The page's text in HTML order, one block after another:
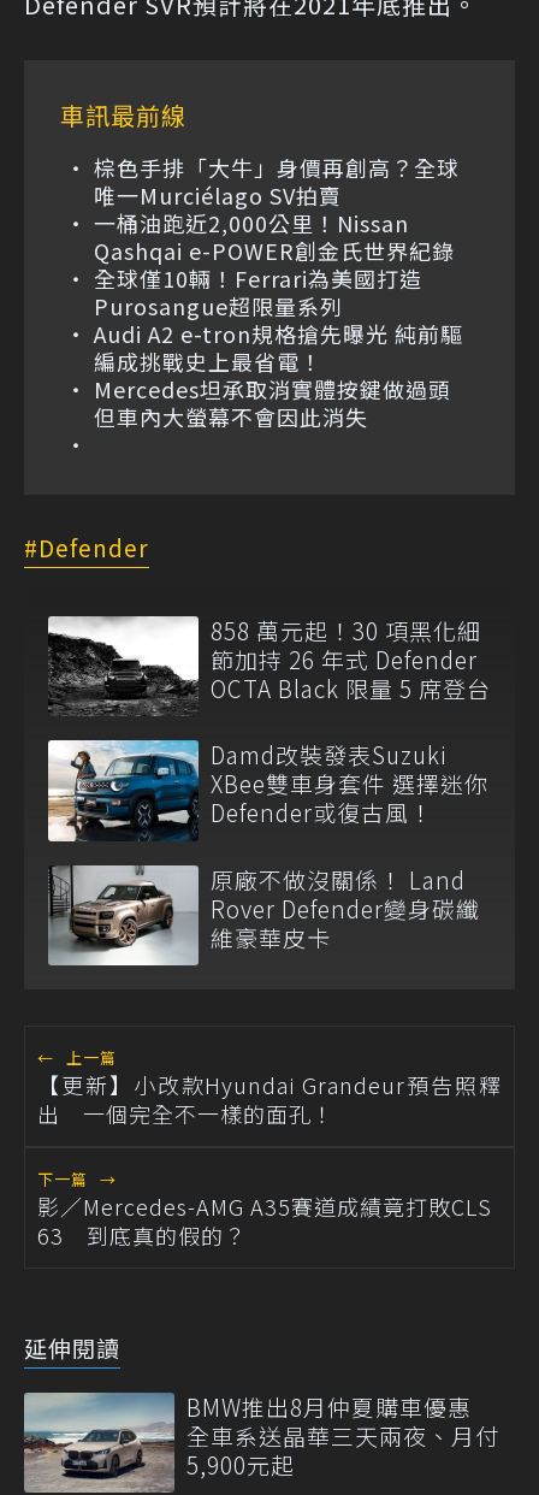
車訊最前線
棕色手排「大牛」身價再創高？全球
唯一Murciélago SV拍賣
一桶油跑近2,000公里！Nissan
Qashqai e-POWER創金氏世界紀錄
全球僅10輛！Ferrari為美國打造
Purosangue超限量系列
Audi A2 e-tron規格搶先曝光 純前驅
編成挑戰史上最省電！
Mercedes坦承取消實體按鍵做過頭
但車內大螢幕不會因此消失
Defender
858 萬元起！30 項黑化細
節加持 26 年式 Defender
OCTA Black 限量 5 席登台
Damd改裝發表Suzuki
XBee雙車身套件 選擇迷你
Defender或復古風！
原廠不做沒關係！ Land
Rover Defender變身碳纖
維豪華皮卡
← 上一篇
【更新】小改款Hyundai Grandeur預告照釋
出 一個完全不一樣的面孔！
下一篇 →
影／Mercedes-AMG A35賽道成績竟打敗CLS
63 到底真的假的？
延伸閱讀
BMW推出8月仲夏購車優惠
全車系送晶華三天兩夜、月付
5,900元起